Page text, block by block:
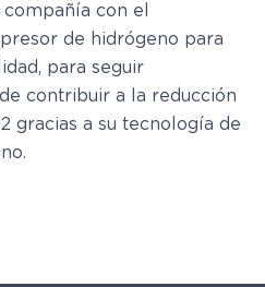
con el
de hidrógeno para
para seguir
contribuir a la reducción
gracias a su tecnología de